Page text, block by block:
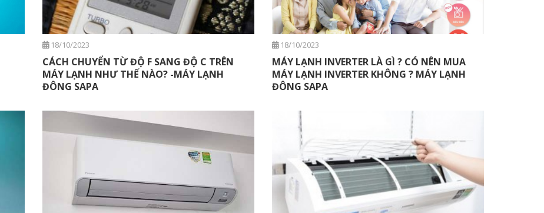
18/10/2023
CÁCH CHUYỂN TỪ ĐỘ F SANG ĐỘ C TRÊN
MÁY LẠNH NHƯ THẾ NÀO? -MÁY LẠNH
ĐÔNG SAPA
18/10/2023
MÁY LẠNH INVERTER LÀ GÌ ? CÓ NÊN MUA
MÁY LẠNH INVERTER KHÔNG ? MÁY LẠNH
ĐÔNG SAPA